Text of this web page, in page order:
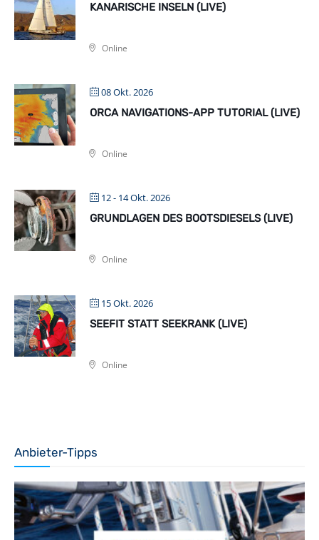
KANARISCHE INSELN (LIVE)
Online
08 Okt. 2026
ORCA NAVIGATIONS-APP TUTORIAL (LIVE)
Online
12 - 14 Okt. 2026
GRUNDLAGEN DES BOOTSDIESELS (LIVE)
Online
15 Okt. 2026
SEEFIT STATT SEEKRANK (LIVE)
Online
Anbieter-Tipps